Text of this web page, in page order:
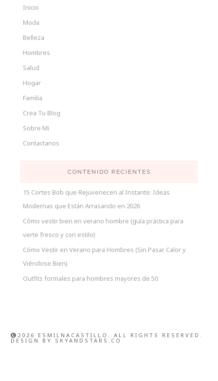
Inicio
Moda
Belleza
Hombres
Salud
Hogar
Familia
Crea Tu Blog
Sobre Mi
Contactanos
CONTENIDO RECIENTES
15 Cortes Bob que Rejuvenecen al Instante: Ideas
Modernas que Están Arrasando en 2026
Cómo vestir bien en verano hombre (guía práctica para
verte fresco y con estilo)
Cómo Vestir en Verano para Hombres (Sin Pasar Calor y
Viéndose Bien)
Outfits formales para hombres mayores de 50
2026 ESMILNACASTILLO. ALL RIGHTS RESERVED.
DESIGN BY SKYANDSTARS.CO